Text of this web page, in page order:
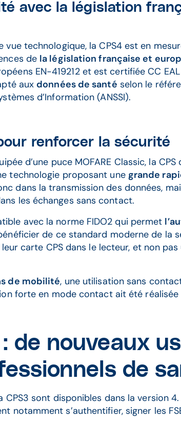
avec la législation
vue technologique, la CPS4 est en
de la législation française et
EN-419212 et est certifiée CC EAL
aux données de santé selon le
d’Information (ANSSI).
renforcer la sécurité
d’une puce MOFARE Classic, la
technologie proposant une grande
dans la transmission des données,
les échanges sans contact.
avec la norme FIDO2 qui permet
de ce standard moderne de la
carte CPS dans le lecteur, et non
de mobilité, une utilisation sans
forte en mode contact ait été réalisée
de nouveaux
de
sont disponibles dans la version 4.
notamment s’authentifier, signer les